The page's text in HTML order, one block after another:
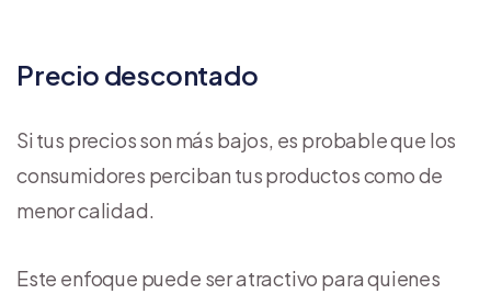
Precio descontado
Si tus precios son más bajos, es probable que los
consumidores perciban tus productos como de
menor calidad.
Este enfoque puede ser atractivo para quienes